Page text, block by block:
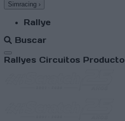
Simracing ›
Rallye
Buscar
Abrir menú
Rallyes Circuitos Producto